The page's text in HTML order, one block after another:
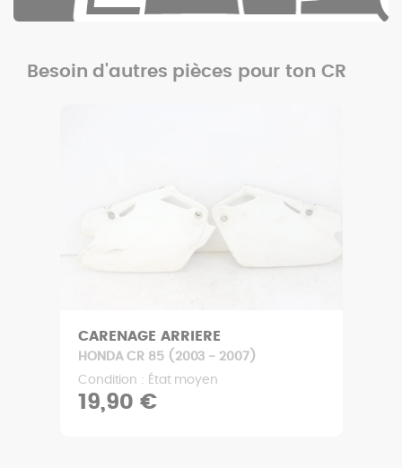
Besoin d'autres pièces pour ton CR
RADIATEUR
HONDA CR 85 (2003 - 2007)
Condition : Bon état
44,90 €